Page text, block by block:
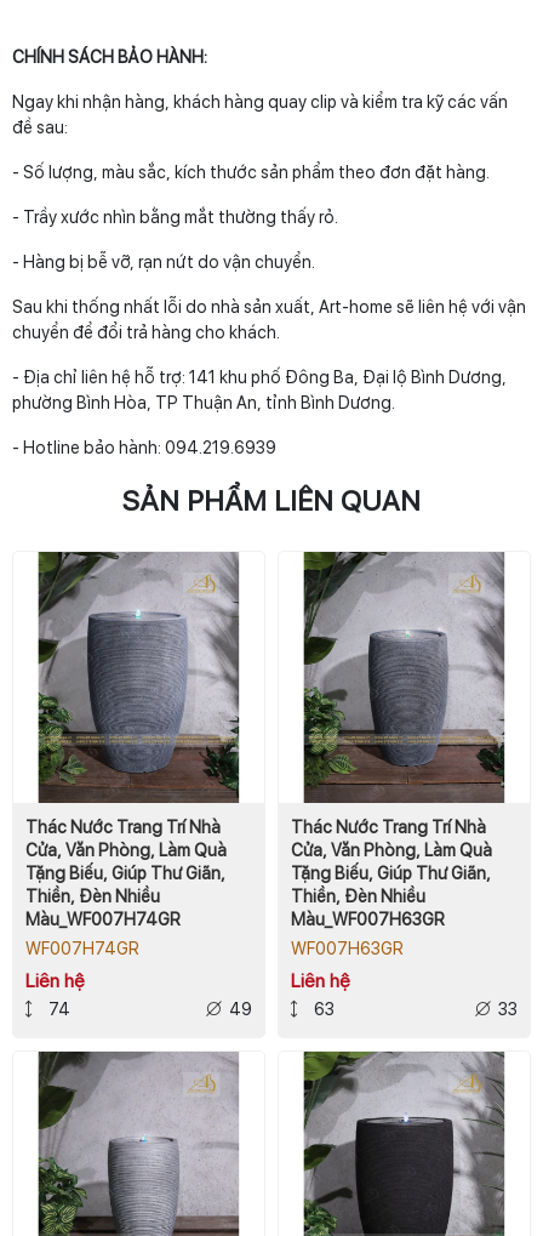
CHÍNH SÁCH BẢO HÀNH:
Ngay khi nhận hàng, khách hàng quay clip và kiểm tra kỹ các vấn
đề sau:
- Số lượng, màu sắc, kích thước sản phẩm theo đơn đặt hàng.
- Trầy xước nhìn bằng mắt thường thấy rỏ.
- Hàng bị bễ vỡ, rạn nứt do vận chuyển.
Sau khi thống nhất lỗi do nhà sản xuất, Art-home sẽ liên hệ với vận
chuyển để đổi trả hàng cho khách.
- Địa chỉ liên hệ hỗ trợ: 141 khu phố Đông Ba, Đại lộ Bình Dương,
phường Bình Hòa, TP Thuận An, tỉnh Bình Dương.
- Hotline bảo hành: 094.219.6939
SẢN PHẨM LIÊN QUAN
Thác Nước Trang Trí Nhà
Cửa, Văn Phòng, Làm Quà
Tặng Biếu, Giúp Thư Giãn,
Thiền, Đèn Nhiều
Màu_WF007H74GR
WF007H74GR
Liên hệ
74 49
Thác Nước Trang Trí Nhà
Cửa, Văn Phòng, Làm Quà
Tặng Biếu, Giúp Thư Giãn,
Thiền, Đèn Nhiều
Màu_WF007H63GR
WF007H63GR
Liên hệ
63 33